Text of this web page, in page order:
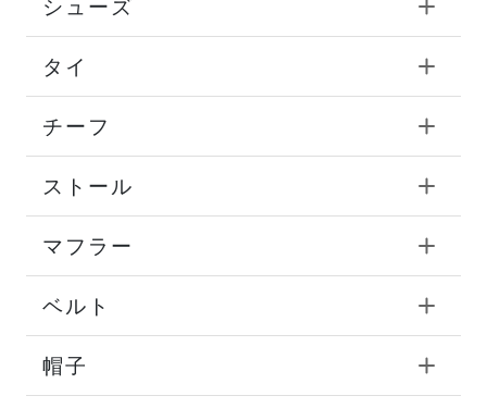
シューズ
タイ
チーフ
ストール
マフラー
ベルト
帽子